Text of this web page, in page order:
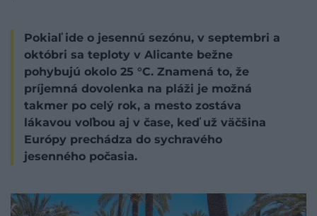
Pokiaľ ide o jesennú sezónu, v septembri a
októbri sa teploty v Alicante bežne
pohybujú okolo 25 °C. Znamená to, že
príjemná dovolenka na pláži je možná
takmer po celý rok, a mesto zostáva
lákavou voľbou aj v čase, keď už väčšina
Európy prechádza do sychravého
jesenného počasia.